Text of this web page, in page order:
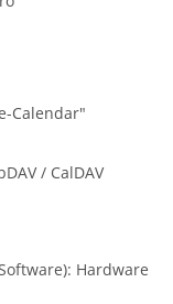
Calendar"
/ CalDAV
Hardware